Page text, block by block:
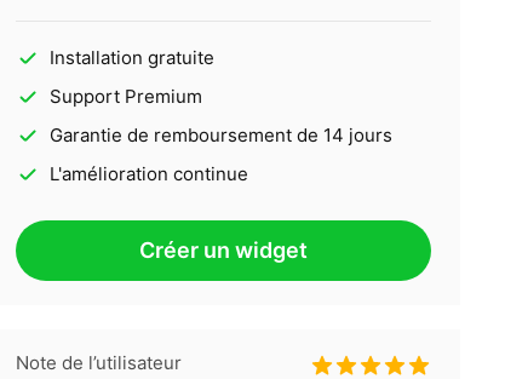
Installation gratuite
Support Premium
Garantie de remboursement de 14 jours
L'amélioration continue
Créer un widget
Note de l’utilisateur